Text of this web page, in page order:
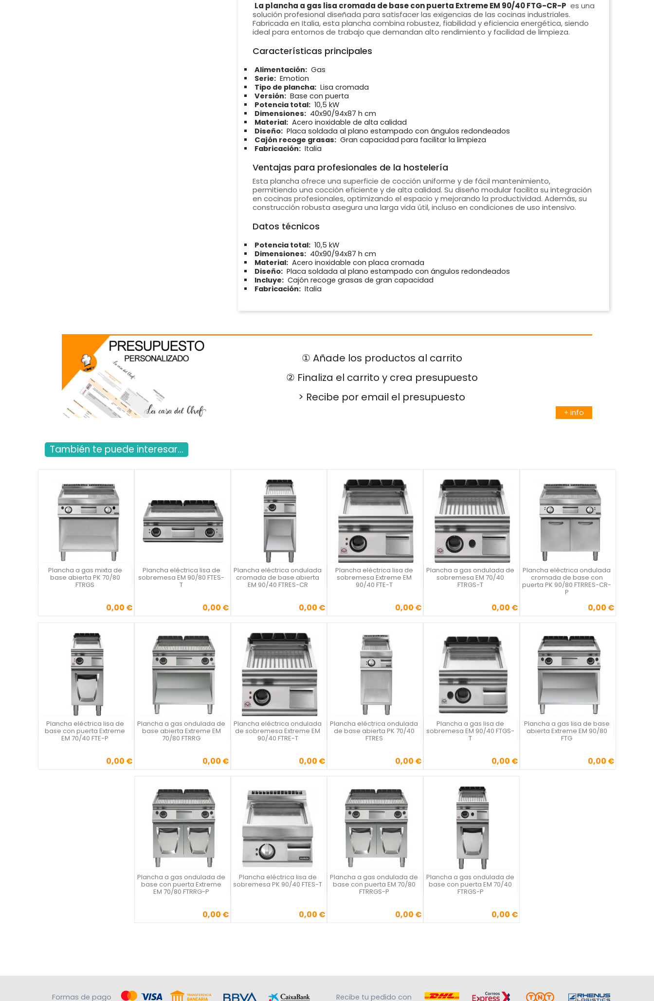
La plancha a gas lisa cromada de base con puerta Extreme EM 90/40 FTG-CR-P es una
solución profesional diseñada para satisfacer las exigencias de las cocinas industriales.
Fabricada en Italia, esta plancha combina robustez, fiabilidad y eficiencia energética, siendo
ideal para entornos de trabajo que demandan alto rendimiento y facilidad de limpieza.
Características principales
Alimentación: Gas
Serie: Emotion
Tipo de plancha: Lisa cromada
Versión: Base con puerta
Potencia total: 10,5 kW
Dimensiones: 40x90/94x87 h cm
Material: Acero inoxidable de alta calidad
Diseño: Placa soldada al plano estampado con ángulos redondeados
Cajón recoge grasas: Gran capacidad para facilitar la limpieza
Fabricación: Italia
Ventajas para profesionales de la hostelería
Esta plancha ofrece una superficie de cocción uniforme y de fácil mantenimiento,
permitiendo una cocción eficiente y de alta calidad. Su diseño modular facilita su integración
en cocinas profesionales, optimizando el espacio y mejorando la productividad. Además, su
construcción robusta asegura una larga vida útil, incluso en condiciones de uso intensivo.
Datos técnicos
Potencia total: 10,5 kW
Dimensiones: 40x90/94x87 h cm
Material: Acero inoxidable con placa cromada
Diseño: Placa soldada al plano estampado con ángulos redondeados
Incluye: Cajón recoge grasas de gran capacidad
Fabricación: Italia
① Añade los productos al carrito
② Finaliza el carrito y crea presupuesto
> Recibe por email el presupuesto
+ info
También te puede interesar...
Plancha a gas mixta de
base abierta PK 70/80
FTRGS
Precio0,00 €

Vista rápida Plancha eléctrica lisa de
sobremesa EM 90/80 FTES-
T
Precio0,00 €

Vista rápida Plancha eléctrica ondulada
cromada de base abierta
EM 90/40 FTRES-CR
Precio0,00 €

Vista rápida Plancha eléctrica lisa de
sobremesa Extreme EM
90/40 FTE-T
Precio0,00 €

Vista rápida Plancha a gas ondulada de
sobremesa EM 70/40
FTRGS-T
Precio0,00 €

Vista rápida Plancha eléctrica ondulada
cromada de base con
puerta PK 90/80 FTRRES-CR-
P
Precio0,00 €

Vista rápida
Plancha eléctrica lisa de
base con puerta Extreme
EM 70/40 FTE-P
Precio0,00 €

Vista rápida Plancha a gas ondulada de
base abierta Extreme EM
70/80 FTRRG
Precio0,00 €

Vista rápida Plancha eléctrica ondulada
de sobremesa Extreme EM
90/40 FTRE-T
Precio0,00 €

Vista rápida Plancha eléctrica ondulada
de base abierta PK 70/40
FTRES
Precio0,00 €

Vista rápida Plancha a gas lisa de
sobremesa EM 90/40 FTGS-
T
Precio0,00 €

Vista rápida Plancha a gas lisa de base
abierta Extreme EM 90/80
FTG
Precio0,00 €

Vista rápida
Plancha a gas ondulada de
base con puerta Extreme
EM 70/80 FTRRG-P
Precio0,00 €

Vista rápida Plancha eléctrica lisa de
sobremesa PK 90/40 FTES-T
Precio0,00 €

Vista rápida Plancha a gas ondulada de
base con puerta EM 70/80
FTRRGS-P
Precio0,00 €

Vista rápida Plancha a gas ondulada de
base con puerta EM 70/40
FTRGS-P
Precio0,00 €

Vista rápida
Formas de pago Recibe tu pedido con